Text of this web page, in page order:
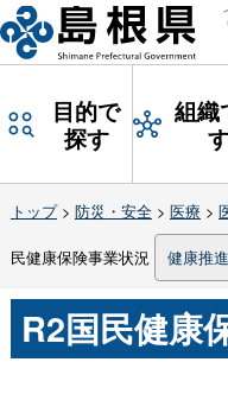
目的で
探す
組織
トップ> 防災・安全> 医療 >
民健康保険事業状況 健康推
R2国民健康